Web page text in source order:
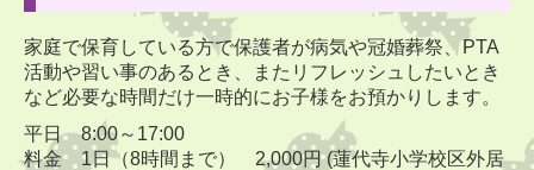
参加ご希望の方は事前にご連絡ください。
育児相談も随時受け付けています。
■2026年4月の予定
家庭で保育している方で保護者が病気や冠婚葬祭、PTA
活動や習い事のあるとき、またリフレッシュしたいとき
など必要な時間だけ一時的にお子様をお預かりします。
平日 8:00～17:00
料金 1日（8時間まで） 2,000円 (蓮代寺小学校区外居